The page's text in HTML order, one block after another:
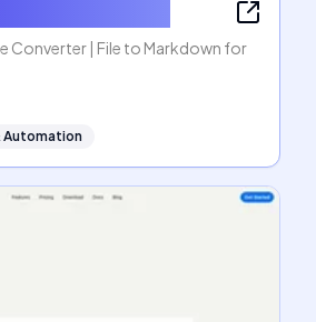
Converter | File to Markdown for
Automation